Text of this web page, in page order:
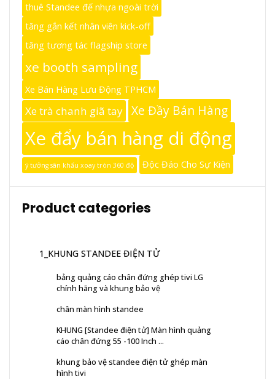
thuê Standee đế nhựa ngoài trời
tăng gắn kết nhân viên kick-off
tăng tương tác flagship store
xe booth sampling
Xe Bán Hàng Lưu Động TPHCM
Xe trà chanh giã tay Xe Đầy Bán Hàng
Xe đẩy bán hàng di động
ý tưởng sân khấu xoay tròn 360 độ Độc Đáo Cho Sự Kiện
Product categories
1_KHUNG STANDEE ĐIỆN TỬ
bảng quảng cáo chân đứng ghép tivi LG
chính hãng và khung bảo vệ
chân màn hình standee
KHUNG [Standee điện tử] Màn hình quảng
cáo chân đứng 55 -100 Inch ...
khung bảo vệ standee điện tử ghép màn
hình tivi